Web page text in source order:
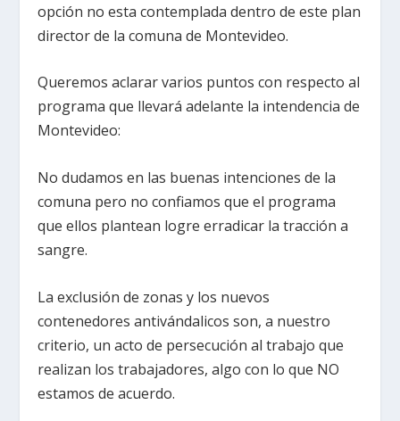
opción no esta contemplada dentro de este plan
director de la comuna de Montevideo.
Queremos aclarar varios puntos con respecto al
programa que llevará adelante la intendencia de
Montevideo:
No dudamos en las buenas intenciones de la
comuna pero no confiamos que el programa
que ellos plantean logre erradicar la tracción a
sangre.
La exclusión de zonas y los nuevos
contenedores antivándalicos son, a nuestro
criterio, un acto de persecución al trabajo que
realizan los trabajadores, algo con lo que NO
estamos de acuerdo.